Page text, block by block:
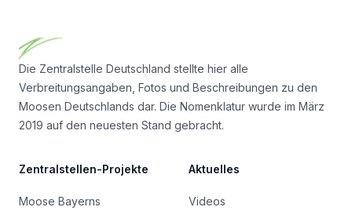
Die Zentralstelle Deutschland stellte hier alle
Verbreitungsangaben, Fotos und Beschreibungen zu den
Moosen Deutschlands dar. Die Nomenklatur wurde im März
2019 auf den neuesten Stand gebracht.
Zentralstellen-Projekte
Moose Bayerns
Aktuelles
Videos